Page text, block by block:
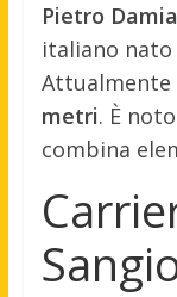
Pietro
italiano nato
Attualmente
metri. È
combina